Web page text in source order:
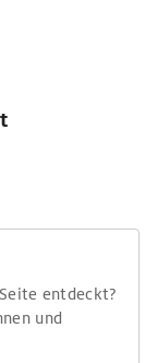
entdeckt?
und